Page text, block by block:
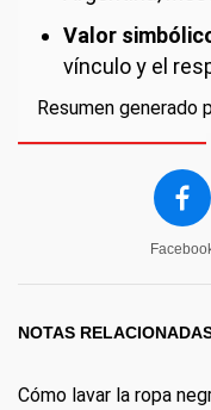
Valor
vínculo y el
Resumen generado
NOTAS
Cómo lavar la ropa